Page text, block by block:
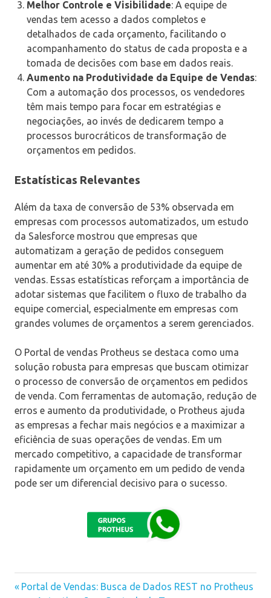
Melhor Controle e Visibilidade: A equipe de
vendas tem acesso a dados completos e
detalhados de cada orçamento, facilitando o
acompanhamento do status de cada proposta e a
tomada de decisões com base em dados reais.
Aumento na Produtividade da Equipe de Vendas:
Com a automação dos processos, os vendedores
têm mais tempo para focar em estratégias e
negociações, ao invés de dedicarem tempo a
processos burocráticos de transformação de
orçamentos em pedidos.
Estatísticas Relevantes
Além da taxa de conversão de 53% observada em
empresas com processos automatizados, um estudo
da Salesforce mostrou que empresas que
automatizam a geração de pedidos conseguem
aumentar em até 30% a produtividade da equipe de
vendas. Essas estatísticas reforçam a importância de
adotar sistemas que facilitem o fluxo de trabalho da
equipe comercial, especialmente em empresas com
grandes volumes de orçamentos a serem gerenciados.
O Portal de vendas Protheus se destaca como uma
solução robusta para empresas que buscam otimizar
o processo de conversão de orçamentos em pedidos
de venda. Com ferramentas de automação, redução de
erros e aumento da produtividade, o Protheus ajuda
as empresas a fechar mais negócios e a maximizar a
eficiência de suas operações de vendas. Em um
mercado competitivo, a capacidade de transformar
rapidamente um orçamento em um pedido de venda
pode ser um diferencial decisivo para o sucesso.
Previous
Portal de Vendas: Busca de Dados REST no Protheus